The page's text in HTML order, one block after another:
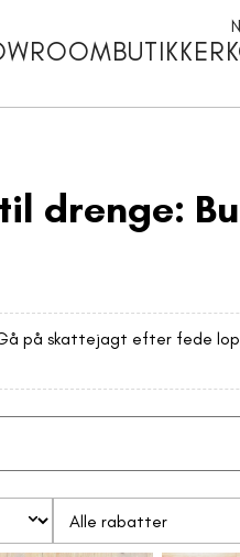
BUTIKKER
drenge:
på skattejagt efter fede